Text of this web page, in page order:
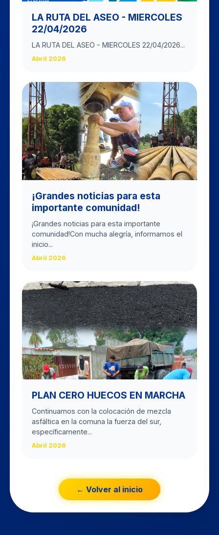
LA RUTA DEL ASEO - MIERCOLES
22/04/2026
LA RUTA DEL ASEO - MIERCOLES 22/04/2026...
Abril 2026
​¡Grandes noticias para esta
importante comunidad!
​¡Grandes noticias para esta importante
comunidad! ​Con mucha alegría, informamos el
inicio...
Abril 2026
PLAN CERO HUECOS EN MARCHA
Continuamos con la colocación de mezcla
asfáltica en la comuna la fuerza del sur,
específicamente...
Abril 2026
← Volver al inicio